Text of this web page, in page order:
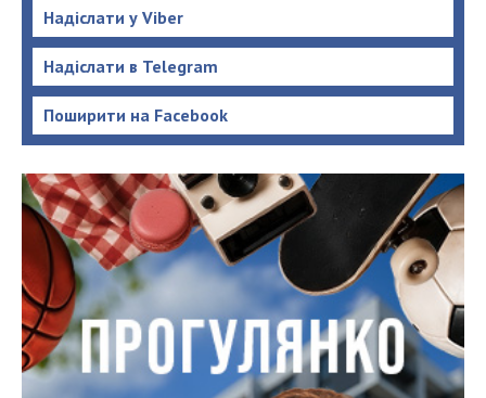
Надіслати у Viber
Надіслати в Telegram
Поширити на Facebook